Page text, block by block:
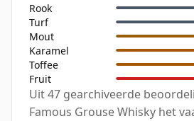
Rook
Turf
Mout
Karamel
Toffee
Fruit
Uit 47 gearchiveerde
Famous Grouse Whisky het